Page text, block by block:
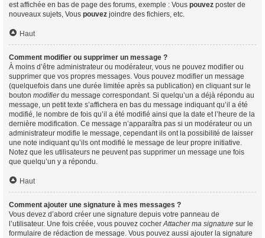
est affichée en bas de page des forums, exemple : Vous pouvez poster de
nouveaux sujets, Vous pouvez joindre des fichiers, etc.
Haut
Comment modifier ou supprimer un message ?
À moins d’être administrateur ou modérateur, vous ne pouvez modifier ou
supprimer que vos propres messages. Vous pouvez modifier un message
(quelquefois dans une durée limitée après sa publication) en cliquant sur le
bouton modifierdu message correspondant. Si quelqu’un a déjà répondu au
message, un petit texte s’affichera en bas du message indiquant qu’il a été
modifié, le nombre de fois qu’il a été modifié ainsi que la date et l’heure de la
dernière modification. Ce message n’apparaîtra pas si un modérateur ou un
administrateur modifie le message, cependant ils ont la possibilité de laisser
une note indiquant qu’ils ont modifié le message de leur propre initiative.
Notez que les utilisateurs ne peuvent pas supprimer un message une fois
que quelqu’un y a répondu.
Haut
Comment ajouter une signature à mes messages ?
Vous devez d’abord créer une signature depuis votre panneau de
l’utilisateur. Une fois créée, vous pouvez cocherAttacher ma signature sur le
formulaire de rédaction de message. Vous pouvez aussi ajouter la signature